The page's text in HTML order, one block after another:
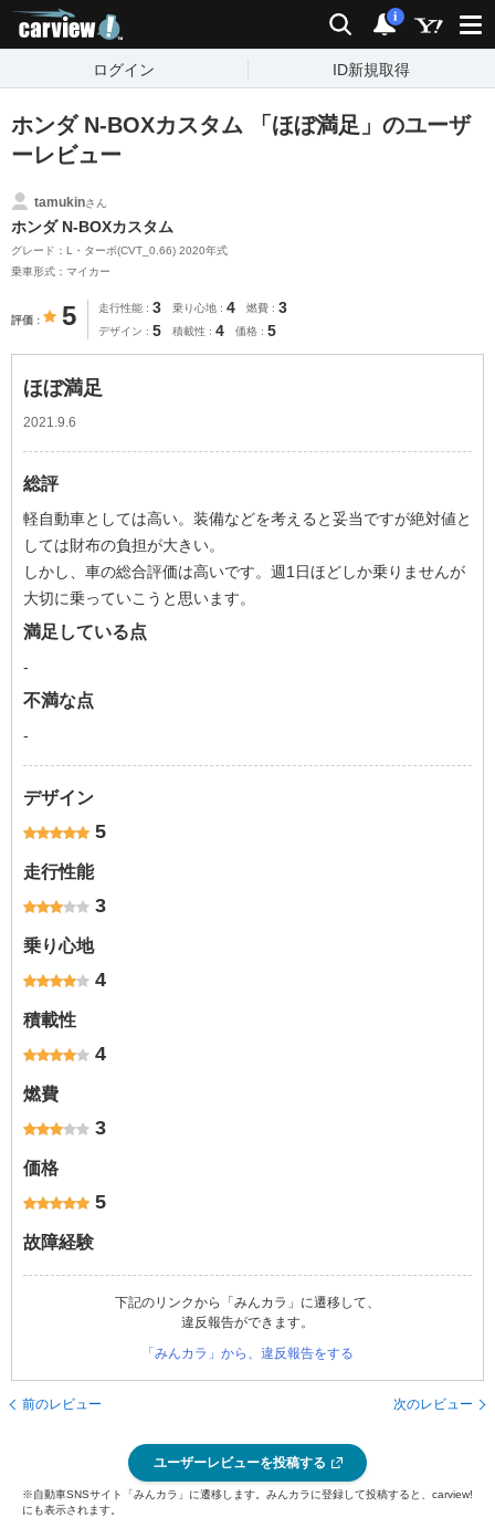
検索 通知
i
ログイン ID新規取得
ホンダ N-BOXカスタム 「ほぼ満足」のユーザ
ーレビュー
tamukinさん
ホンダ N-BOXカスタム
グレード：L・ターボ(CVT_0.66) 2020年式
乗車形式：マイカー
評価 5 走行性能 3 乗り心地 4 燃費 3
デザイン 5 積載性 4 価格 5
ほぼ満足
2021.9.6
総評
軽自動車としては高い。装備などを考えると妥当ですが絶対値と
しては財布の負担が大きい。
しかし、車の総合評価は高いです。週1日ほどしか乗りませんが
大切に乗っていこうと思います。
満足している点
-
不満な点
-
デザイン
5
走行性能
3
乗り心地
4
積載性
4
燃費
3
価格
5
故障経験
下記のリンクから「みんカラ」に遷移して、
違反報告ができます。
「みんカラ」から、違反報告をする
前のレビュー 次のレビュー
ユーザーレビューを投稿する
※自動車SNSサイト「みんカラ」に遷移します。みんカラに登録して投稿すると、carview!
にも表示されます。